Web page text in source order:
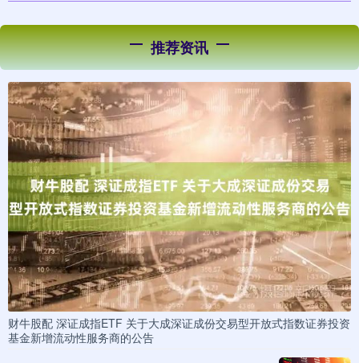
推荐资讯
财牛股配 深证成指ETF 关于大成深证成份交易型开放式指数证券投资
基金新增流动性服务商的公告